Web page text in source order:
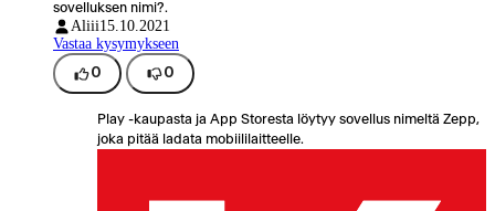
sovelluksen nimi?.
Aliii15.10.2021
Vastaa kysymykseen
0 0
Play -kaupasta ja App Storesta löytyy sovellus nimeltä Zepp,
joka pitää ladata mobiililaitteelle.